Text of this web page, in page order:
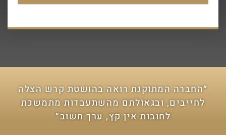
״החברה המתוקנת רואה בהושטת קרש הצלה
לחייבים, ובגאולתם מהשתעבדות מתמשכת
לחובות אין קץ, ערך חשוב״